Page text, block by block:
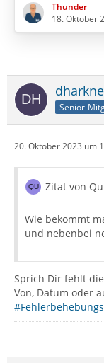
Thunder
18. Oktober
Senior-
20. Oktober 2023 um
Zitat von
Wie bekommt
und nebenbei
Sprich Dir fehlt
Von, Datum oder